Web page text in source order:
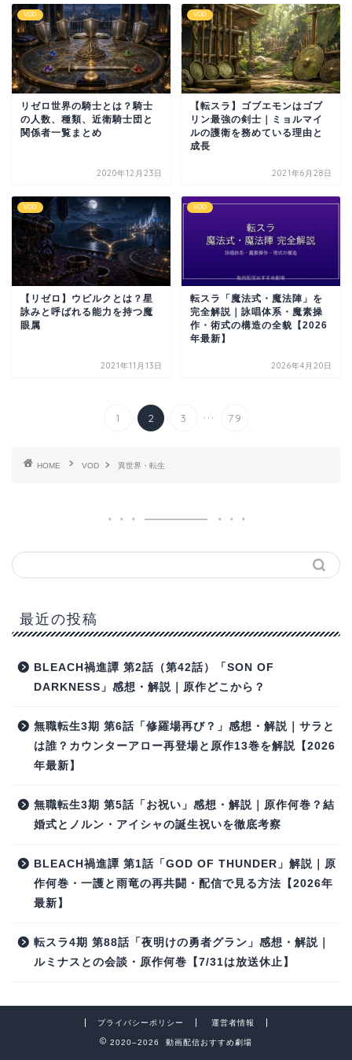
VOD
リゼロ世界の騎士とは？騎士
の人数、種類、近衛騎士団と
関係者一覧まとめ
2020年12月23日
VOD
【転スラ】ゴブエモンはゴブ
リン最強の剣士｜ミョルマイ
ルの護衛を務めている理由と
成長
2021年6月28日
VOD
【リゼロ】ウビルクとは？星
詠みと呼ばれる能力を持つ魔
眼属
2021年11月13日
VOD
転スラ「魔法式・魔法陣」を
完全解説｜詠唱体系・魔素操
作・術式の構造の全貌【2026
年最新】
2026年4月20日
1 2 3 ... 79
HOME VOD 異世界・転生
最近の投稿
BLEACH禍進譚 第2話（第42話）「SON OF
DARKNESS」感想・解説｜原作どこから？
無職転生3期 第6話「修羅場再び？」感想・解説｜サラと
は誰？カウンターアロー再登場と原作13巻を解説【2026
年最新】
無職転生3期 第5話「お祝い」感想・解説｜原作何巻？結
婚式とノルン・アイシャの誕生祝いを徹底考察
BLEACH禍進譚 第1話「GOD OF THUNDER」解説｜原
作何巻・一護と雨竜の再共闘・配信で見る方法【2026年
最新】
転スラ4期 第88話「夜明けの勇者グラン」感想・解説｜
ルミナスとの会談・原作何巻【7/31は放送休止】
プライバシーポリシー 運営者情報
2020–2026 動画配信おすすめ劇場